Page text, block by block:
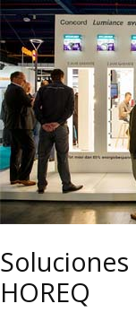
HOREQ